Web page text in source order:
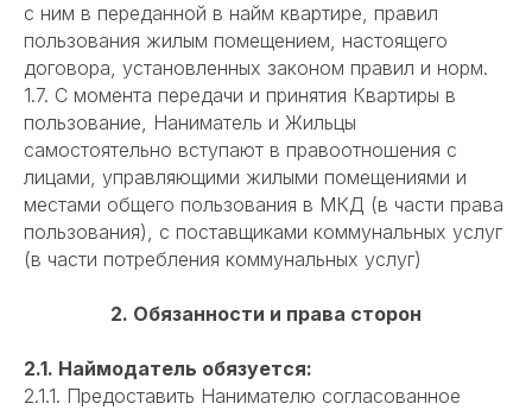
с ним в переданной в найм квартире, правил
пользования жилым помещением, настоящего
договора, установленных законом правил и норм.
1.7. С момента передачи и принятия Квартиры в
пользование, Наниматель и Жильцы
самостоятельно вступают в правоотношения с
лицами, управляющими жилыми помещениями и
местами общего пользования в МКД (в части права
пользования), с поставщиками коммунальных услуг
(в части потребления коммунальных услуг)
2. Обязанности и права сторон
2.1. Наймодатель обязуется:
2.1.1. Предоставить Нанимателю согласованное